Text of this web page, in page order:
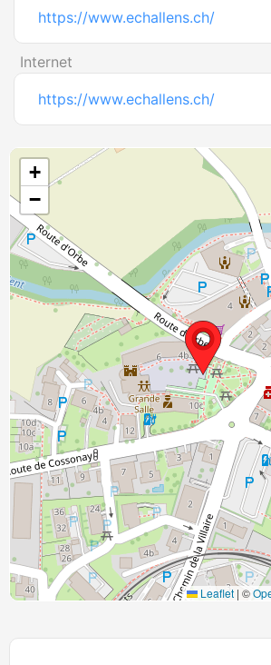
https://www.echallens.ch/
Internet
https://www.echallens.ch/
+
−
Leaflet | ©